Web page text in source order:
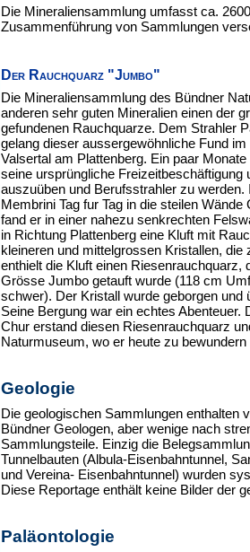
Die Mineraliensammlung umfasst ca.
Zusammenführung von Sammlungen
Der Rauchquarz "Jumbo"
Die Mineraliensammlung des Bündner
anderen sehr guten Mineralien einen der
gefundenen Rauchquarze. Dem Strahler
gelang dieser aussergewöhnliche Fund
Valsertal am Plattenberg. Ein paar
seine ursprüngliche Freizeitbeschäftigung
auszuüben und Berufsstrahler zu
Membrini Tag fur Tag in die steilen
fand er in einer nahezu senkrechten
in Richtung Plattenberg eine Kluft mit
kleineren und mittelgrossen Kristallen,
enthielt die Kluft einen Riesenrauchquarz,
Grösse Jumbo getauft wurde (118 cm
schwer). Der Kristall wurde geborgen und
Seine Bergung war ein echtes Abenteuer.
Chur erstand diesen Riesenrauchquarz
Naturmuseum, wo er heute zu bewundern
Geologie
Die geologischen Sammlungen enthalten
Bündner Geologen, aber wenige nach
Sammlungsteile. Einzig die
Tunnelbauten (Albula-Eisenbahntunnel,
und Vereina- Eisenbahntunnel) wurden
Diese Reportage enthält keine Bilder der
Paläontologie